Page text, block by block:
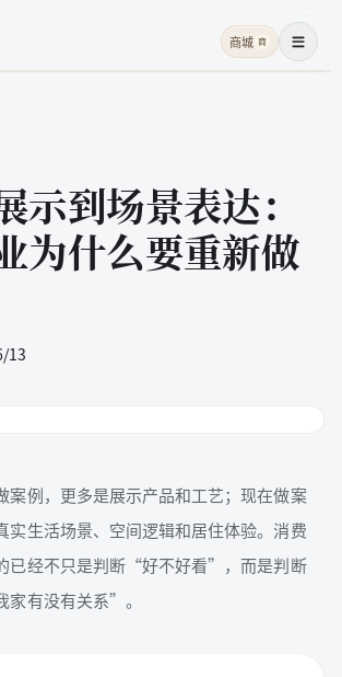
商城 商 菜单
示到场景表达：
为什么要重新做
13
案例，更多是展示产品和工艺；现在做案
实生活场景、空间逻辑和居住体验。消费
已经不只是判断“好不好看”，而是判断
家有没有关系”。